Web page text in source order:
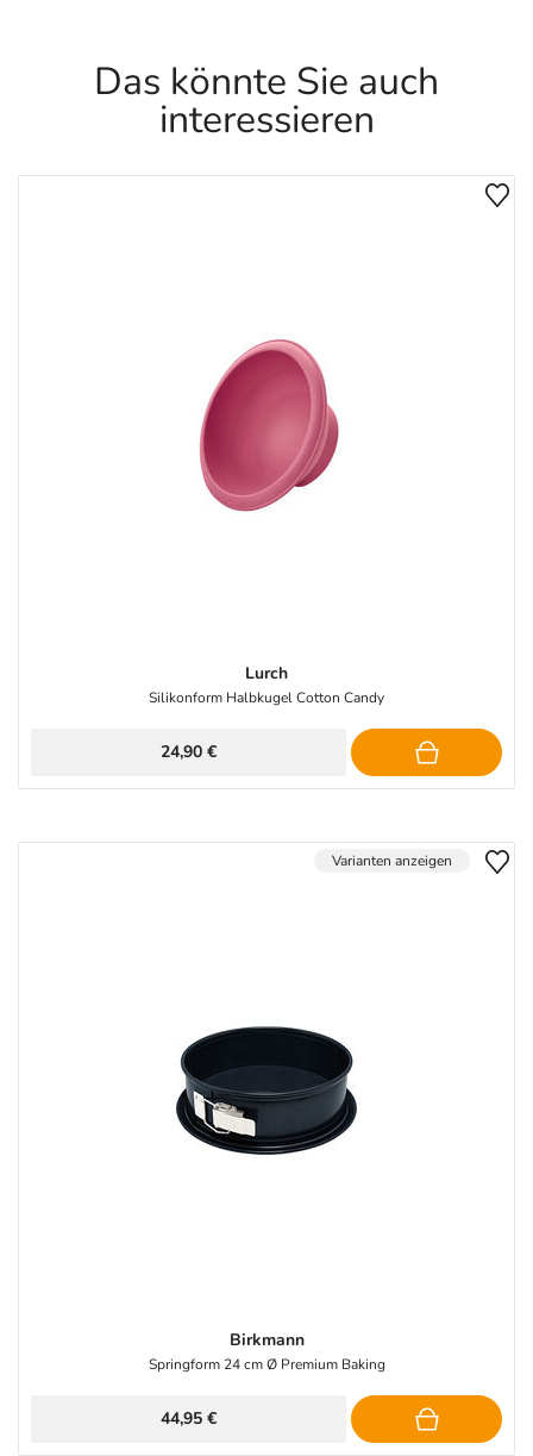
Das könnte Sie auch
interessieren
Lurch
Silikonform Halbkugel Cotton Candy
24,90 €
Varianten anzeigen
Birkmann
Springform 24 cm Ø Premium Baking
44,95 €